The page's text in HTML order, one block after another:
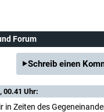
Forum
Schreib einen
00.41 Uhr:
in Zeiten des